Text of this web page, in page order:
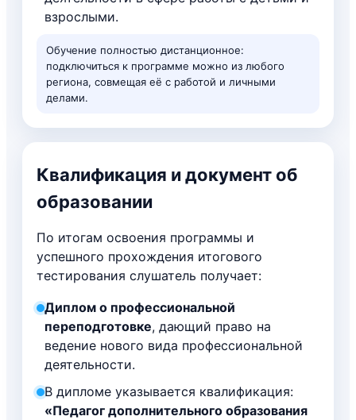
взрослыми.
Обучение полностью дистанционное:
подключиться к программе можно из любого
региона, совмещая её с работой и личными
делами.
Квалификация и документ об
образовании
По итогам освоения программы и
успешного прохождения итогового
тестирования слушатель получает:
Диплом о профессиональной
переподготовке, дающий право на
ведение нового вида профессиональной
деятельности.
В дипломе указывается квалификация:
«Педагог дополнительного образования